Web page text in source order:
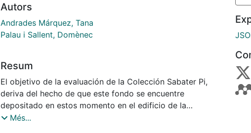
Autors
Andrades Márquez, Tana
Palau i Sallent, Domènec
Resum
El objetivo de la evaluación de la Colección Sabater Pi,
deriva del hecho de que este fondo se encuentre
depositado en estos momento en el edificio de la
Biblioteca de Bellas Artes, ocupando dos salas y un
Més...